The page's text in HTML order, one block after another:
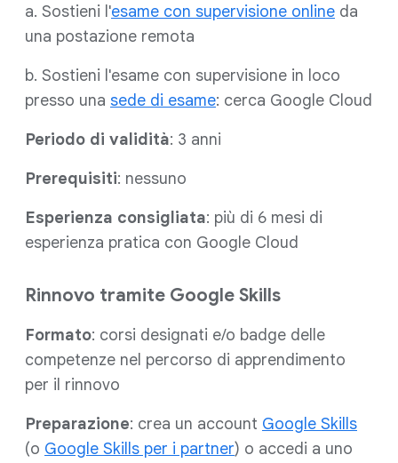
a. Sostieni l'esame con supervisione online da
una postazione remota
b. Sostieni l'esame con supervisione in loco
presso una sede di esame: cerca Google Cloud
Periodo di validità: 3 anni
Prerequisiti: nessuno
Esperienza consigliata: più di 6 mesi di
esperienza pratica con Google Cloud
Rinnovo tramite Google Skills
Formato: corsi designati e/o badge delle
competenze nel percorso di apprendimento
per il rinnovo
Preparazione: crea un account Google Skills
(o Google Skills per i partner) o accedi a uno